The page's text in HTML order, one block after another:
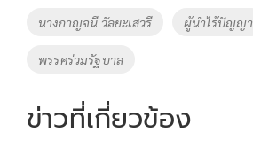
k k
นางกาญจนี วัลยะเสวรี ผู้นำไร้ปัญญา
พรรคร่วมรัฐบาล
ข่าวที่เกี่ยวข้อง